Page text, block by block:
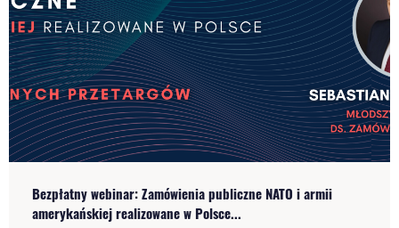
Bezpłatny webinar: Zamówienia publiczne NATO i armii
amerykańskiej realizowane w Polsce...